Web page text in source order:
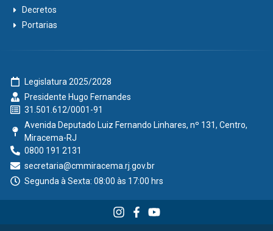
Decretos
Portarias
Legislatura 2025/2028
Presidente Hugo Fernandes
31.501.612/0001-91
Avenida Deputado Luiz Fernando Linhares, nº 131, Centro,
Miracema-RJ
0800 191 2131
secretaria@cmmiracema.rj.gov.br
Segunda à Sexta: 08:00 às 17:00 hrs